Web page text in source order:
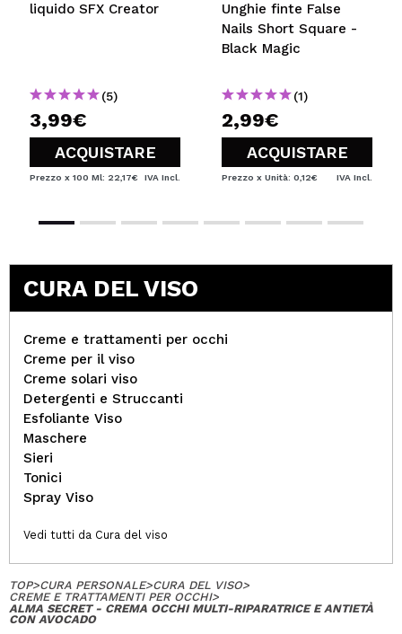
liquido SFX Creator
(5)
3,99€
ACQUISTARE
Prezzo x 100 Ml: 22,17€ IVA Incl.
Unghie finte False
Nails Short Square -
Black Magic
(1)
2,99€
ACQUISTARE
Prezzo x Unità: 0,12€ IVA Incl.
CURA DEL VISO
Creme e trattamenti per occhi
Creme per il viso
Creme solari viso
Detergenti e Struccanti
Esfoliante Viso
Maschere
Sieri
Tonici
Spray Viso
Vedi tutti da Cura del viso
TOP>CURA PERSONALE>CURA DEL VISO>
CREME E TRATTAMENTI PER OCCHI>
ALMA SECRET - CREMA OCCHI MULTI-RIPARATRICE E ANTIETÀ
CON AVOCADO